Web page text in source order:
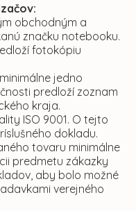
obchodným a
značku notebooku.
fotokópiu
jedno
predloží zoznam
kraja.
ISO 9001. O tejto
dokladu.
tovaru minimálne
predmetu zákazky
aby bolo možné
verejného